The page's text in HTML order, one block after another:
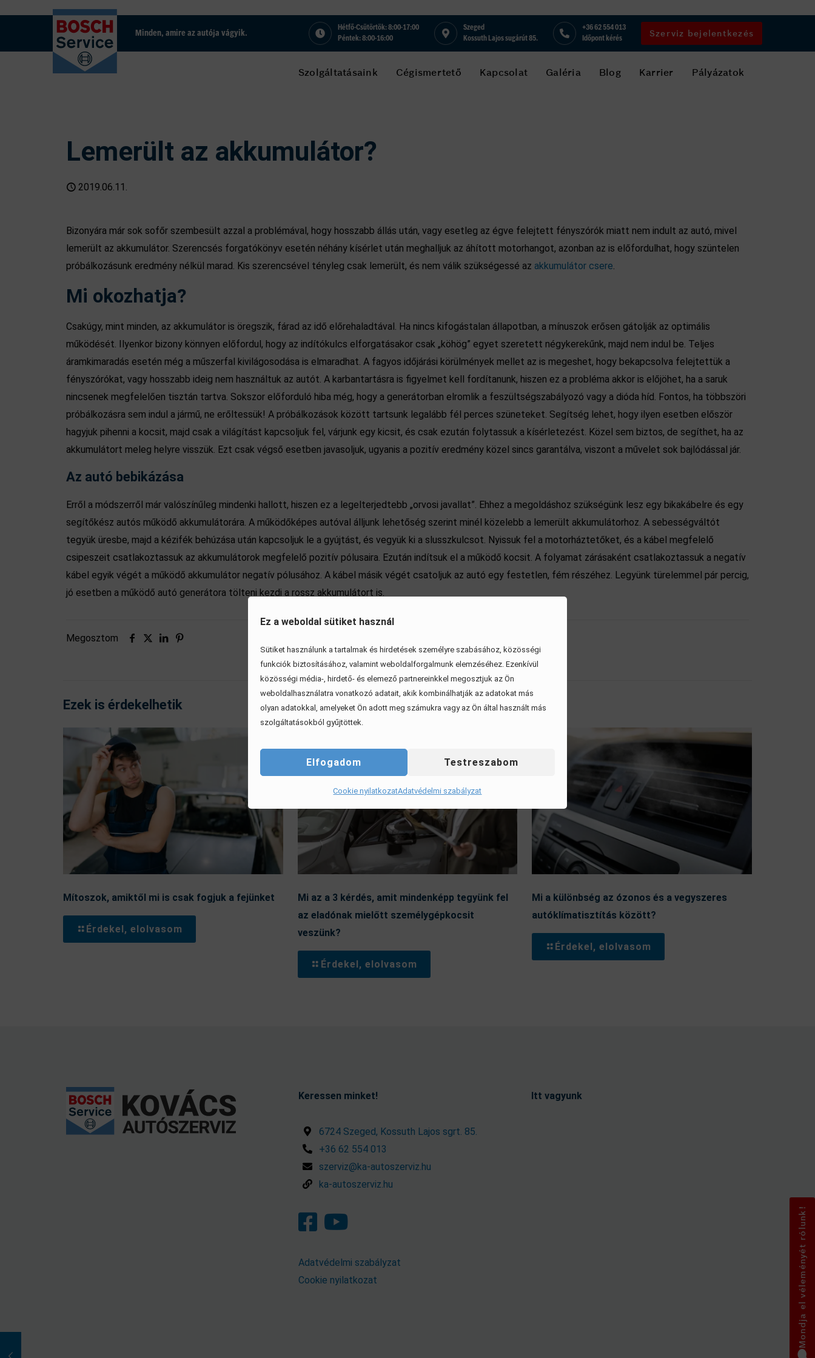
Ez a weboldal sütiket használ
Sütiket használunk a tartalmak és hirdetések személyre szabásához, közösségi
funkciók biztosításához, valamint weboldalforgalmunk elemzéséhez. Ezenkívül
közösségi média-, hirdető- és elemező partnereinkkel megosztjuk az Ön
weboldalhasználatra vonatkozó adatait, akik kombinálhatják az adatokat más
olyan adatokkal, amelyeket Ön adott meg számukra vagy az Ön által használt más
szolgáltatásokból gyűjtöttek.
Elfogadom Testreszabom
Cookie nyilatkozatAdatvédelmi szabályzat
Minden, amire az autója vágyik.
Hétfő-Csütörtök: 8:00-17:00
Péntek: 8:00-16:00
Szeged
Kossuth Lajos sugárút 85.
+36 62 554 013
Időpont kérés
Szerviz bejelentkezés
Szolgáltatásaink Cégismertető Kapcsolat Galéria Blog Karrier Pályázatok
Lemerült az akkumulátor?
2019.06.11.
Bizonyára már sok sofőr szembesült azzal a problémával, hogy hosszabb állás után, vagy esetleg az égve felejtett fényszórók miatt nem indult az autó, mivel
lemerült az akkumulátor. Szerencsés forgatókönyv esetén néhány kísérlet után meghalljuk az áhított motorhangot, azonban az is előfordulhat, hogy szüntelen
próbálkozásunk eredmény nélkül marad. Kis szerencsével tényleg csak lemerült, és nem válik szükségessé az akkumulátor csere.
Mi okozhatja?
Csakúgy, mint minden, az akkumulátor is öregszik, fárad az idő előrehaladtával. Ha nincs kifogástalan állapotban, a mínuszok erősen gátolják az optimális
működését. Ilyenkor bizony könnyen előfordul, hogy az indítókulcs elforgatásakor csak „köhög” egyet szeretett négykerekűnk, majd nem indul be. Teljes
áramkimaradás esetén még a műszerfal kivilágosodása is elmaradhat. A fagyos időjárási körülmények mellet az is megeshet, hogy bekapcsolva felejtettük a
fényszórókat, vagy hosszabb ideig nem használtuk az autót. A karbantartásra is figyelmet kell fordítanunk, hiszen ez a probléma akkor is előjöhet, ha a saruk
nincsenek megfelelően tisztán tartva. Sokszor előforduló hiba még, hogy a generátorban elromlik a feszültségszabályozó vagy a dióda híd. Fontos, ha többszöri
próbálkozásra sem indul a jármű, ne erőltessük! A próbálkozások között tartsunk legalább fél perces szüneteket. Segítség lehet, hogy ilyen esetben először
hagyjuk pihenni a kocsit, majd csak a világítást kapcsoljuk fel, várjunk egy kicsit, és csak ezután folytassuk a kísérletezést. Közel sem biztos, de segíthet, ha az
akkumulátort meleg helyre visszük. Ezt csak végső esetben javasoljuk, ugyanis a pozitív eredmény közel sincs garantálva, viszont a művelet sok bajlódással jár.
Az autó bebikázása
Erről a módszerről már valószínűleg mindenki hallott, hiszen ez a legelterjedtebb „orvosi javallat”. Ehhez a megoldáshoz szükségünk lesz egy bikakábelre és egy
segítőkész autós működő akkumulátorára. A működőképes autóval álljunk lehetőség szerint minél közelebb a lemerült akkumulátorhoz. A sebességváltót
tegyük üresbe, majd a kézifék behúzása után kapcsoljuk le a gyújtást, és vegyük ki a slusszkulcsot. Nyissuk fel a motorháztetőket, és a kábel megfelelő
csipeszeit csatlakoztassuk az akkumulátorok megfelelő pozitív pólusaira. Ezután indítsuk el a működő kocsit. A folyamat zárásaként csatlakoztassuk a negatív
kábel egyik végét a működő akkumulátor negatív pólusához. A kábel másik végét csatoljuk az autó egy festetlen, fém részéhez. Legyünk türelemmel pár percig,
jó esetben a működő autó generátora tölteni kezdi a rossz akkumulátort is.
Megosztom
Ezek is érdekelhetik
Mítoszok, amiktől mi is csak fogjuk a fejünket
Érdekel, elolvasom
Mi az a 3 kérdés, amit mindenképp tegyünk fel
az eladónak mielőtt személygépkocsit
veszünk?
Érdekel, elolvasom
Mi a különbség az ózonos és a vegyszeres
autóklímatisztítás között?
Érdekel, elolvasom
Keressen minket!
6724 Szeged, Kossuth Lajos sgrt. 85.
+36 62 554 013
szerviz@ka-autoszerviz.hu
ka-autoszerviz.hu
Adatvédelmi szabályzat
Cookie nyilatkozat
Itt vagyunk
Mondja el véleményét rólunk!